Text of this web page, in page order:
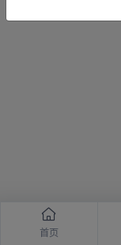
首页